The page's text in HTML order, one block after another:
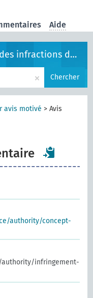
Aide
infractions de l'UE
× Chercher
avis motivé >Avis
authority/concept-
infringement-